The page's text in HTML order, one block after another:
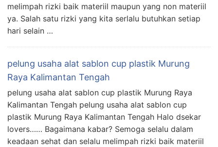
melimpah rizki baik materiil maupun yang non materiil
ya. Salah satu rizki yang kita serlalu butuhkan setiap
hari selain …
pelung usaha alat sablon cup plastik Murung
Raya Kalimantan Tengah
pelung usaha alat sablon cup plastik Murung Raya
Kalimantan Tengah pelung usaha alat sablon cup
plastik Murung Raya Kalimantan Tengah Halo dsekar
lovers…… Bagaimana kabar? Semoga selalu dalam
keadaan sehat dan selalu melimpah rizki baik materiil